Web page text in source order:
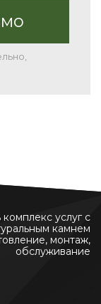
комплекс услуг с
камнем
монтаж,
обслуживание